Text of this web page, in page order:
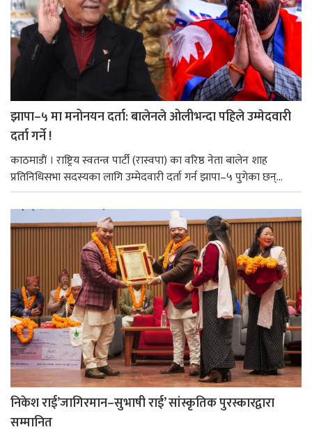
झापा–५ मा मनोनयन दर्ता: बालेनले ओलीभन्दा पहिले उम्मेदवारी
दर्ता गर्ने !
काठमाडाैं । राष्ट्रिय स्वतन्त्र पार्टी (रास्वपा) का वरिष्ठ नेता बालेन शाह
प्रतिनिधिसभा सदस्यका लागि उम्मेदवारी दर्ता गर्न झापा–५ पुगेका छन्...
निकेश राई’जागिरमान–सुभाषी राई’ सांस्कृतिक पुरस्कारद्वारा
सम्मानित